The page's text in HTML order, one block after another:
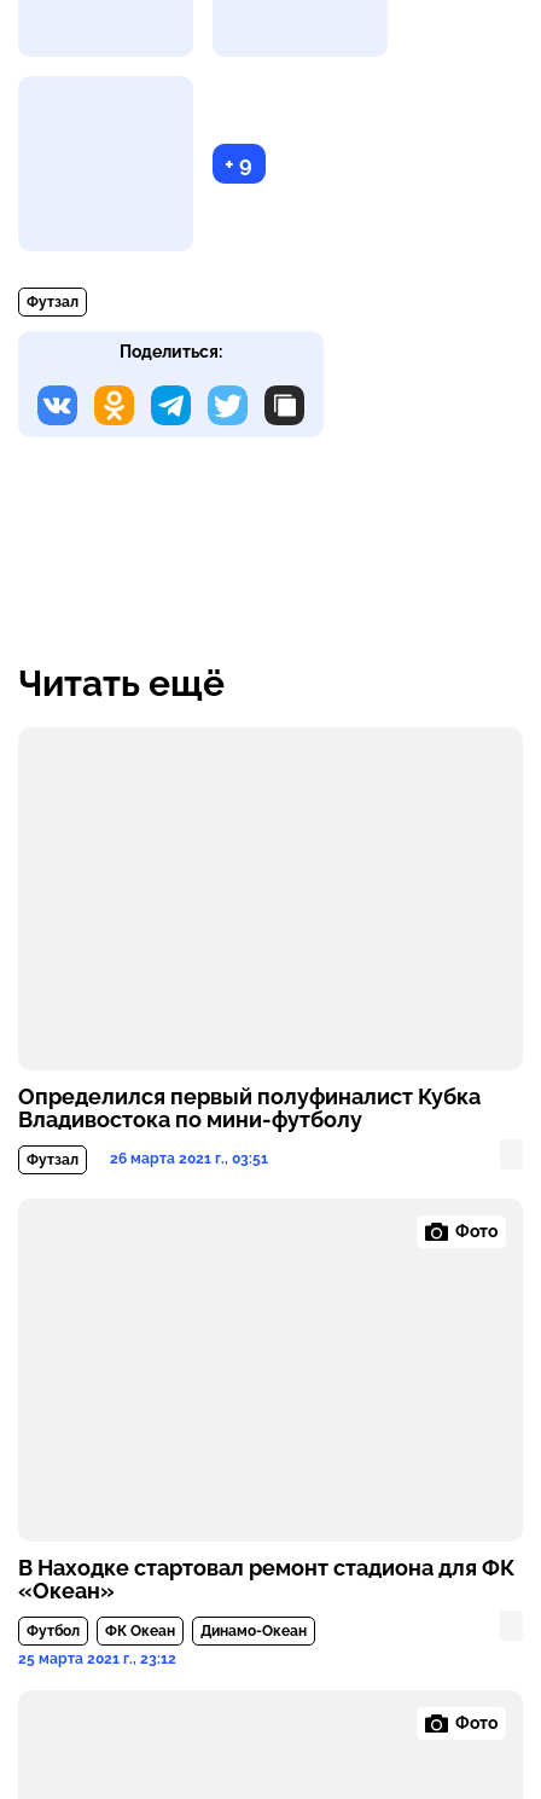
+ 9
Футзал
Поделиться:
Читать ещё
Определился первый полуфиналист Кубка
Владивостока по мини-футболу
Футзал 26 марта 2021 г., 03:51
Фото
В Находке стартовал ремонт стадиона для ФК
«Океан»
Футбол ФК Океан
Динамо-Океан
25 марта 2021 г., 23:12
Фото